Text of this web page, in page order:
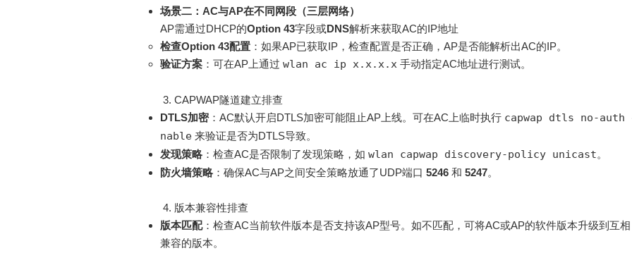
场景二：AC与AP在不同网段（三层网络）
AP需通过DHCP的Option 43字段或DNS解析来获取AC的IP地址
检查Option 43配置 ：如果AP已获取IP，检查配置是否正确，AP是否能解析出AC的IP。
验证方案 ：可在AP上通过 wlan ac ip x.x.x.x 手动指定AC地址进行测试。
3. CAPWAP隧道建立排查
DTLS加密：AC默认开启DTLS加密可能阻止AP上线。可在AC上临时执行 capwap dtls no-auth
nable 来验证是否为DTLS导致。
发现策略 ：检查AC是否限制了发现策略，如 wlan capwap discovery-policy unicast。
防火墙策略 ：确保AC与AP之间安全策略放通了UDP端口 5246 和 5247。
4. 版本兼容性排查
版本匹配：检查AC当前软件版本是否支持该AP型号。如不匹配，可将AC或AP的软件版本升级到互相
兼容的版本。